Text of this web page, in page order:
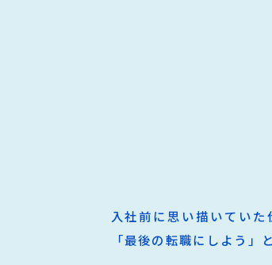
入社前に思い描いてい
「最後の転職にしよう」